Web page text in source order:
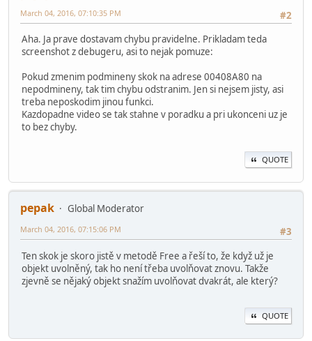
#2
March 04, 2016, 07:10:35 PM
Aha. Ja prave dostavam chybu pravidelne. Prikladam teda
screenshot z debugeru, asi to nejak pomuze:
Pokud zmenim podmineny skok na adrese 00408A80 na
nepodmineny, tak tim chybu odstranim. Jen si nejsem jisty, asi
treba neposkodim jinou funkci.
Kazdopadne video se tak stahne v poradku a pri ukonceni uz je
to bez chyby.
QUOTE
pepak
Global Moderator
#3
March 04, 2016, 07:15:06 PM
Ten skok je skoro jistě v metodě Free a řeší to, že když už je
objekt uvolněný, tak ho není třeba uvolňovat znovu. Takže
zjevně se nějaký objekt snažím uvolňovat dvakrát, ale který?
QUOTE